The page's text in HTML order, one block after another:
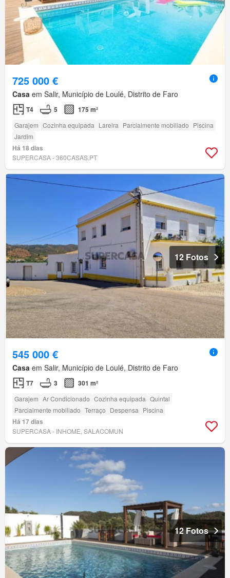
725 000 €
Casa em Salir, Município de Loulé, Distrito de Faro
T4 5 175 m²
Garajem Cozinha equipada Lareira Parcialmente mobiliado Piscina
Jardim
Há 18 dias
SUPERCASA - 360CASAS.PT
12 Fotos
545 000 €
Casa em Salir, Município de Loulé, Distrito de Faro
T7 3 301 m²
Garajem Ar Condicionado Cozinha equipada Quintal
Parcialmente mobiliado Terraço Despensa Piscina
Há 17 dias
SUPERCASA - INHOME, SALACOMUN
12 Fotos